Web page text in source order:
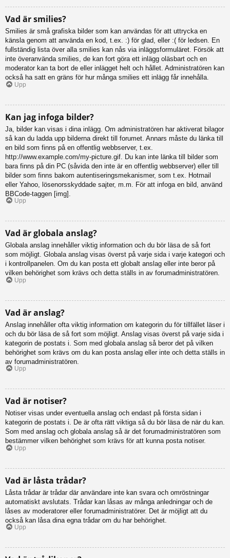
Vad är smilies?
Smilies är små grafiska bilder som kan användas för att uttrycka en
känsla genom att använda en kod, t.ex. :) för glad, eller :( för ledsen. En
fullständig lista över alla smilies kan nås via inläggsformuläret. Försök att
inte överanvända smilies, de kan fort göra ett inlägg oläsbart och en
moderator kan ta bort de eller inlägget helt och hållet. Administratören kan
också ha satt en gräns för hur många smilies ett inlägg får innehålla.
Upp
Kan jag infoga bilder?
Ja, bilder kan visas i dina inlägg. Om administratören har aktiverat bilagor
så kan du ladda upp bilderna direkt till forumet. Annars måste du länka till
en bild som finns på en offentlig webbserver, t.ex.
http://www.example.com/my-picture.gif. Du kan inte länka till bilder som
bara finns på din PC (såvida den inte är en offentlig webbserver) eller till
bilder som finns bakom autentiseringsmekanismer, som t.ex. Hotmail
eller Yahoo, lösenorsskyddade sajter, m.m. För att infoga en bild, använd
BBCode-taggen [img].
Upp
Vad är globala anslag?
Globala anslag innehåller viktig information och du bör läsa de så fort
som möjligt. Globala anslag visas överst på varje sida i varje kategori och
i kontrollpanelen. Om du kan posta ett globalt anslag eller inte beror på
vilken behörighet som krävs och detta ställs in av forumadministratören.
Upp
Vad är anslag?
Anslag innehåller ofta viktig information om kategorin du för tillfället läser i
och du bör läsa de så fort som möjligt. Anslag visas överst på varje sida i
kategorin de postats i. Som med globala anslag så beror det på vilken
behörighet som krävs om du kan posta anslag eller inte och detta ställs in
av forumadministratören.
Upp
Vad är notiser?
Notiser visas under eventuella anslag och endast på första sidan i
kategorin de postats i. De är ofta rätt viktiga så du bör läsa de när du kan.
Som med anslag och globala anslag så är det forumadministratören som
bestämmer vilken behörighet som krävs för att kunna posta notiser.
Upp
Vad är låsta trådar?
Låsta trådar är trådar där användare inte kan svara och omröstningar
automatiskt avslutats. Trådar kan låsas av många anledningar och de
låses av moderatorer eller forumadministratörer. Det är möjligt att du
också kan låsa dina egna trådar om du har behörighet.
Upp